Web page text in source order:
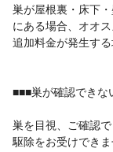
巣が屋根裏・床下
にある場合、オオ
追加料金が発生する
■■■巣が確認できな
巣を目視、ご確認
駆除をお受けできま